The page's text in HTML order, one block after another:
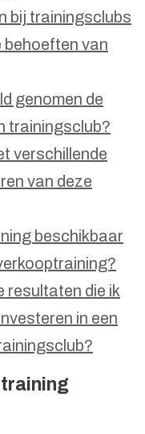
bij trainingsclubs
behoeften van
genomen de
trainingsclub?
verschillende
van deze
beschikbaar
resultaten die ik
in een